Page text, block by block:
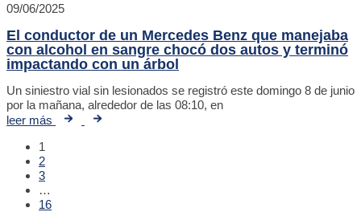
09/06/2025
El conductor de un Mercedes Benz que manejaba
con alcohol en sangre chocó dos autos y terminó
impactando con un árbol
Un siniestro vial sin lesionados se registró este domingo 8 de junio
por la mañana, alrededor de las 08:10, en
leer más
1
2
3
…
16